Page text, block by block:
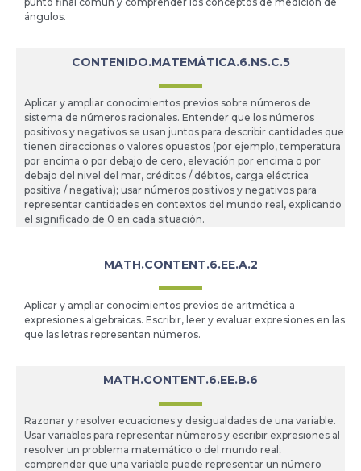
ángulos.
CONTENIDO.MATEMÁTICA.6.NS.C.5
Aplicar y ampliar conocimientos previos sobre números de
sistema de números racionales. Entender que los números
positivos y negativos se usan juntos para describir cantidades que
tienen direcciones o valores opuestos (por ejemplo, temperatura
por encima o por debajo de cero, elevación por encima o por
debajo del nivel del mar, créditos / débitos, carga eléctrica
positiva / negativa); usar números positivos y negativos para
representar cantidades en contextos del mundo real, explicando
el significado de 0 en cada situación.
MATH.CONTENT.6.EE.A.2
Aplicar y ampliar conocimientos previos de aritmética a
expresiones algebraicas. Escribir, leer y evaluar expresiones en las
que las letras representan números.
MATH.CONTENT.6.EE.B.6
Razonar y resolver ecuaciones y desigualdades de una variable.
Usar variables para representar números y escribir expresiones al
resolver un problema matemático o del mundo real;
comprender que una variable puede representar un número